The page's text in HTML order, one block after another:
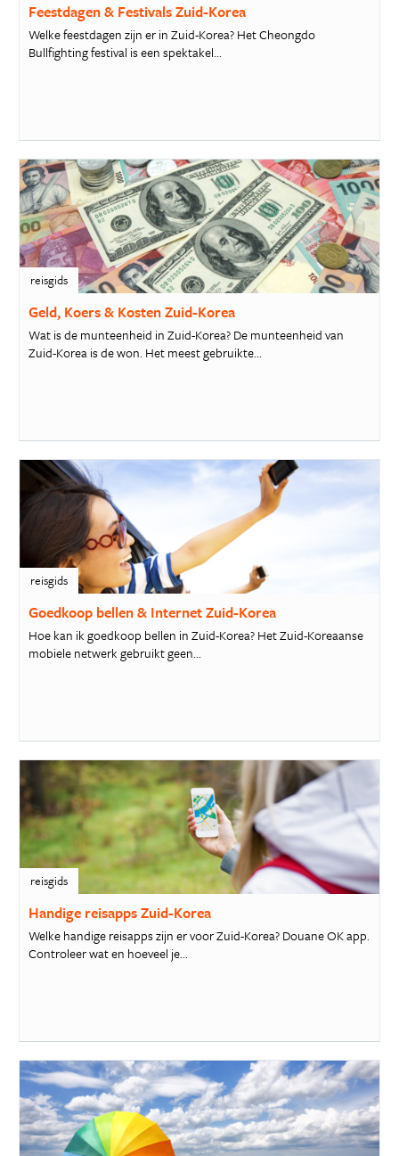
Feestdagen & Festivals Zuid-Korea
Welke feestdagen zijn er in Zuid-Korea? Het Cheongdo
Bullfighting festival is een spektakel...
reisgids
Geld, Koers & Kosten Zuid-Korea
Wat is de munteenheid in Zuid-Korea? De munteenheid van
Zuid-Korea is de won. Het meest gebruikte...
reisgids
Goedkoop bellen & Internet Zuid-Korea
Hoe kan ik goedkoop bellen in Zuid-Korea? Het Zuid-Koreaanse
mobiele netwerk gebruikt geen...
reisgids
Handige reisapps Zuid-Korea
Welke handige reisapps zijn er voor Zuid-Korea? Douane OK app.
Controleer wat en hoeveel je...